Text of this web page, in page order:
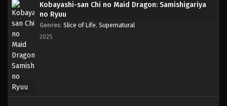
Kobayashi-san Chi no Maid Dragon: Samishigariya
no Ryuu
Genres: Slice of Life, Supernatural
2025